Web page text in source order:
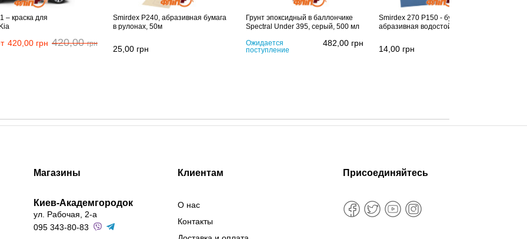
– краска для
420,00 грн 420,00грн
Smirdex P240, абразивная бумага
в рулонах, 50м
25,00 грн
Грунт эпоксидный в баллончике
Spectral Under 395, серый, 500 мл
Ожидается
поступление
482,00 грн
Smirdex 270 P150 - бумага
абразивная водостойкая
14,00 грн
Магазины
Киев-Академгородок
ул. Рабочая, 2-а
095 343-80-83
Клиентам
О нас
Контакты
Присоединяйтесь